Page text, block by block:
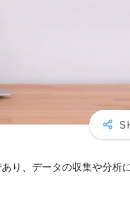
り、データの収集や分析